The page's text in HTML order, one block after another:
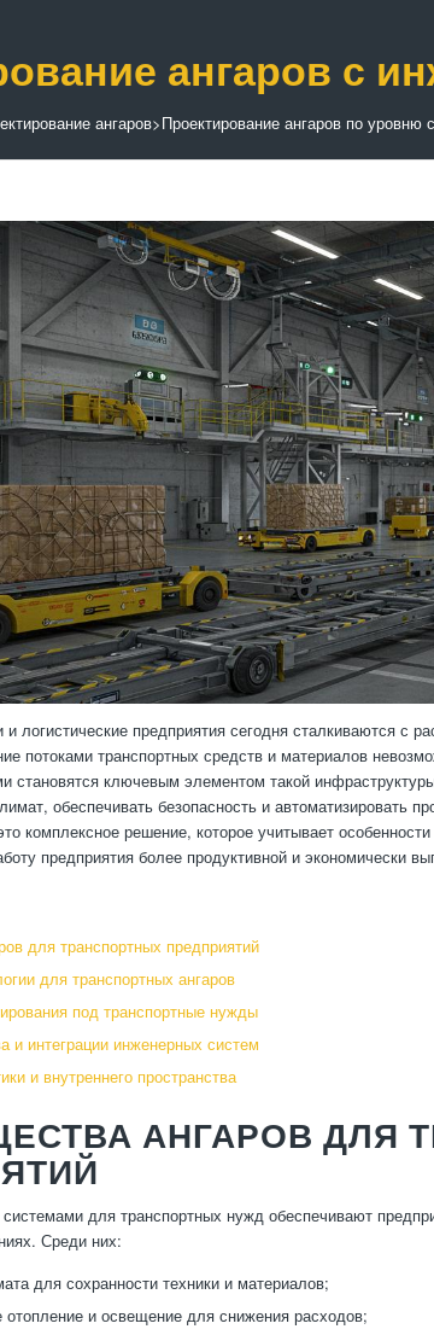
ангаров с
ангаров>Проектирование ангаров по уровню
логистические предприятия сегодня сталкиваются с
потоками транспортных средств и материалов
становятся ключевым элементом такой
обеспечивать безопасность и
комплексное решение, которое учитывает
предприятия более продуктивной и экономически
для транспортных предприятий
для транспортных ангаров
под транспортные нужды
и интеграции инженерных систем
и внутреннего пространства
АНГАРОВ ДЛЯ
для транспортных нужд обеспечивают
Среди них:
для сохранности техники и материалов;
и освещение для снижения расходов;